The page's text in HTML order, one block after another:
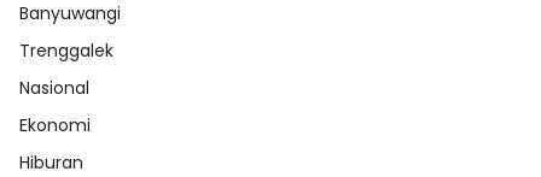
Banyuwangi
Trenggalek
Nasional
Ekonomi
Hiburan